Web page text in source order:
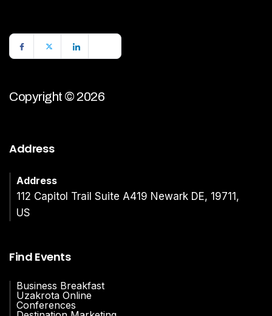
Copyright © 2026
Address
Address
112 Capitol Trail Suite A419 Newark DE, 19711,
US
Find Events
Business Breakfast
Uzakrota Online
Conferences